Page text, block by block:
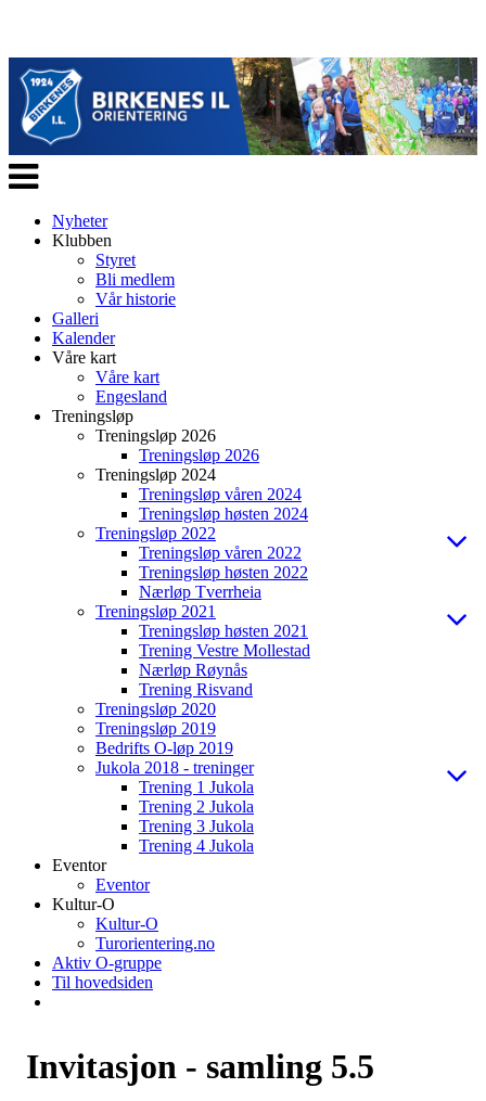
Veksle
navigasjon
Nyheter
Klubben
Styret
Bli medlem
Vår historie
Galleri
Kalender
Våre kart
Våre kart
Engesland
Treningsløp
Treningsløp 2026
Treningsløp 2026
Treningsløp 2024
Treningsløp våren 2024
Treningsløp høsten 2024
Treningsløp 2022
Treningsløp våren 2022
Treningsløp høsten 2022
Nærløp Tverrheia
Treningsløp 2021
Treningsløp høsten 2021
Trening Vestre Mollestad
Nærløp Røynås
Trening Risvand
Treningsløp 2020
Treningsløp 2019
Bedrifts O-løp 2019
Jukola 2018 - treninger
Trening 1 Jukola
Trening 2 Jukola
Trening 3 Jukola
Trening 4 Jukola
Eventor
Eventor
Kultur-O
Kultur-O
Turorientering.no
Aktiv O-gruppe
Til hovedsiden
Invitasjon - samling 5.5